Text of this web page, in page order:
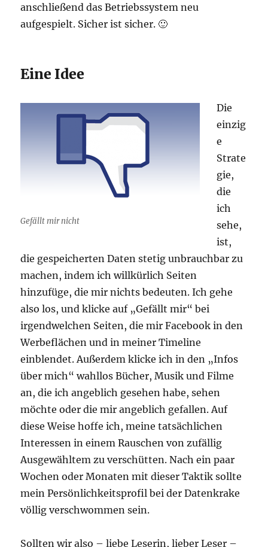
anschließend das Betriebssystem neu
aufgespielt. Sicher ist sicher. 🙂
Eine Idee
Gefällt mir nicht
Die
einzig
e
Strate
gie,
die
ich
sehe,
ist,
die gespeicherten Daten stetig unbrauchbar zu
machen, indem ich willkürlich Seiten
hinzufüge, die mir nichts bedeuten. Ich gehe
also los, und klicke auf „Gefällt mir“ bei
irgendwelchen Seiten, die mir Facebook in den
Werbeflächen und in meiner Timeline
einblendet. Außerdem klicke ich in den „Infos
über mich“ wahllos Bücher, Musik und Filme
an, die ich angeblich gesehen habe, sehen
möchte oder die mir angeblich gefallen. Auf
diese Weise hoffe ich, meine tatsächlichen
Interessen in einem Rauschen von zufällig
Ausgewähltem zu verschütten. Nach ein paar
Wochen oder Monaten mit dieser Taktik sollte
mein Persönlichkeitsprofil bei der Datenkrake
völlig verschwommen sein.
Sollten wir also – liebe Leserin, lieber Leser –